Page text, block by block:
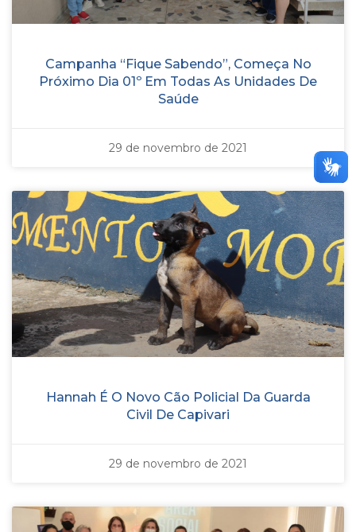
Campanha “Fique Sabendo”, Começa No
Próximo Dia 01º Em Todas As Unidades De
Saúde
29 de novembro de 2021
Hannah É O Novo Cão Policial Da Guarda
Civil De Capivari
29 de novembro de 2021